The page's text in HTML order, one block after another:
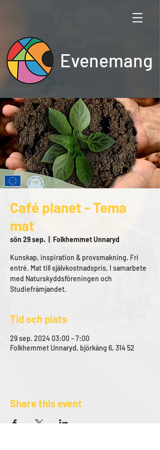
Evenemang
Café planet - Tema
mat
sön 29 sep. Folkhemmet Unnaryd
Kunskap, inspiration & provsmakning. Fri
entré. Mat till självkostnadspris. I samarbete
med Naturskyddsföreningen och
Studiefrämjandet.
Tid och plats
29 sep. 2024 03:00 – 7:00
Folkhemmet Unnaryd, björkäng 6, 314 52
Share this event